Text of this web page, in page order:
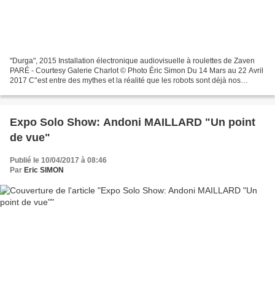
"Durga", 2015 Installation électronique audiovisuelle à roulettes de Zaven
PARÉ - Courtesy Galerie Charlot © Photo Éric Simon Du 14 Mars au 22 Avril
2017 C'’est entre des mythes et la réalité que les robots sont déjà nos
Expo Solo Show: Andoni MAILLARD "Un point
de vue"
Publié le 10/04/2017 à 08:46
Par Eric SIMON